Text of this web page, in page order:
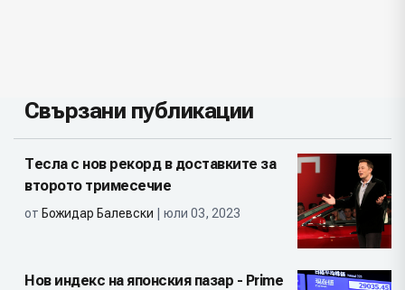
Свързани публикации
Тесла с нов рекорд в доставките за
второто тримесечие
от Божидар Балевски | юли 03, 2023
Нов индекс на японския пазар - Prime